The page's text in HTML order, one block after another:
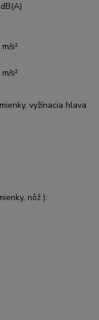
s²
s²
vyžínacia hlava
nôž ):